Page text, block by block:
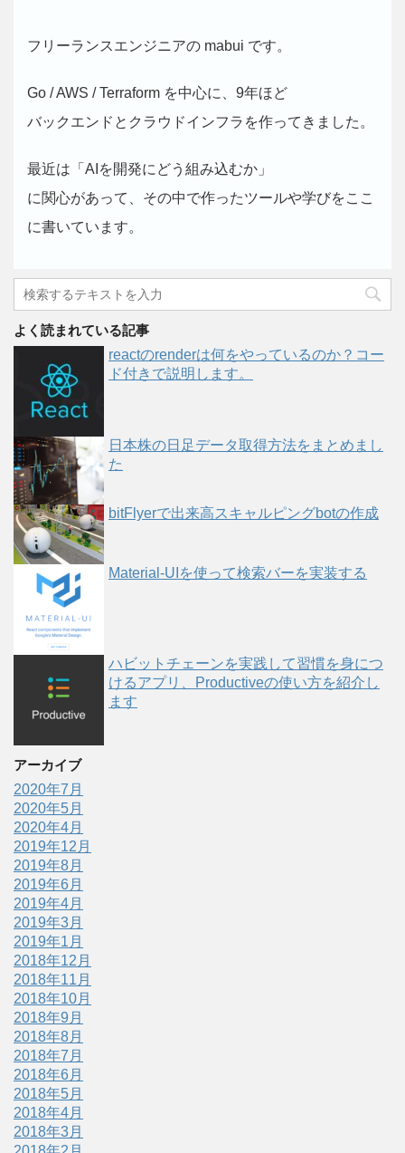
フリーランスエンジニアの mabui です。
Go / AWS / Terraform を中心に、9年ほど
バックエンドとクラウドインフラを作ってきました。
最近は「AIを開発にどう組み込むか」
に関心があって、その中で作ったツールや学びをここ
に書いています。
よく読まれている記事
reactのrenderは何をやっているのか？コー
ド付きで説明します。
日本株の日足データ取得方法をまとめまし
た
bitFlyerで出来高スキャルピングbotの作成
Material-UIを使って検索バーを実装する
ハビットチェーンを実践して習慣を身につ
けるアプリ、Productiveの使い方を紹介し
ます
アーカイブ
2020年7月
2020年5月
2020年4月
2019年12月
2019年8月
2019年6月
2019年4月
2019年3月
2019年1月
2018年12月
2018年11月
2018年10月
2018年9月
2018年8月
2018年7月
2018年6月
2018年5月
2018年4月
2018年3月